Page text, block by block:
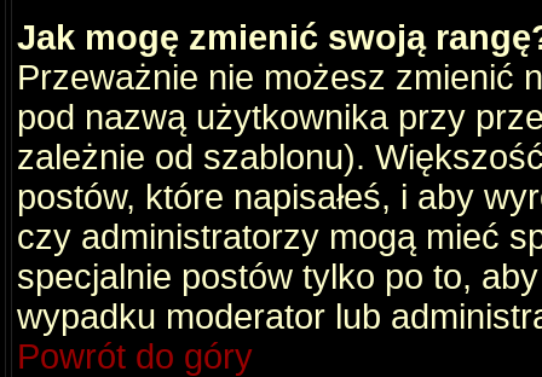
Jak mogę zmienić swoją
Przeważnie nie możesz zmienić
pod nazwą użytkownika przy
zależnie od szablonu).
postów, które napisałeś, i aby
czy administratorzy mogą mieć
specjalnie postów tylko po to,
wypadku moderator lub
Powrót do góry